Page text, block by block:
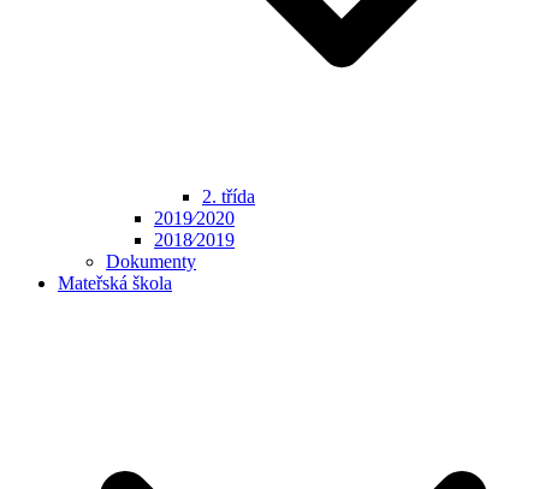
2. třída
2019⁄2020
2018⁄2019
Dokumenty
Mateřská škola